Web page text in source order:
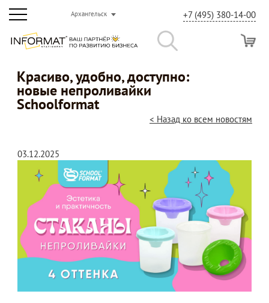
Архангельск +7 (495) 380-14-00
Красиво, удобно, доступно:
новые непроливайки
Schoolformat
< Назад ко всем новостям
03.12.2025